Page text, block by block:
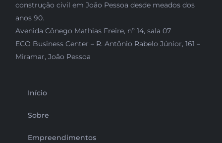
construção civil em João Pessoa desde meados dos
anos 90.
Avenida Cônego Mathias Freire, nº 14, sala 07
ECO Business Center – R. Antônio Rabelo Júnior, 161 –
Miramar, João Pessoa
Início
Sobre
Empreendimentos